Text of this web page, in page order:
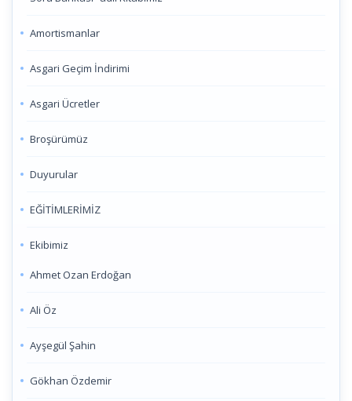
Amortismanlar
Asgari Geçim İndirimi
Asgari Ücretler
Broşürümüz
Duyurular
EĞİTİMLERİMİZ
Ekibimiz
Ahmet Ozan Erdoğan
Ali Öz
Ayşegül Şahin
Gökhan Özdemir